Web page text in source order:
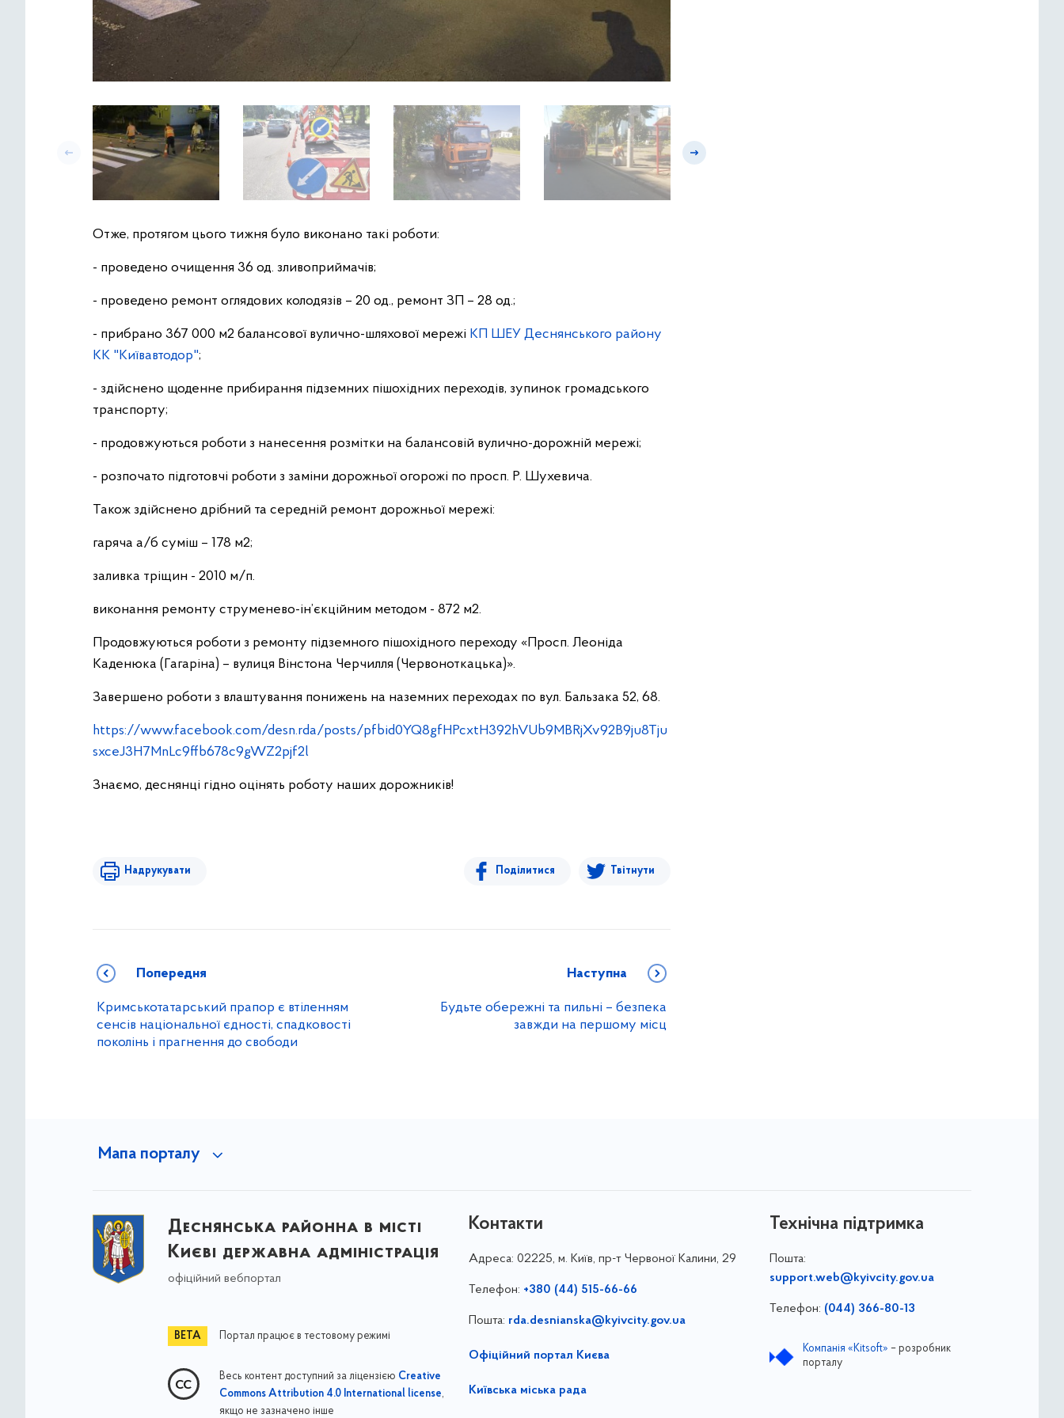
Отже, протягом цього тижня було виконано такі роботи:
- проведено очищення 36 од. зливоприймачів;
- проведено ремонт оглядових колодязів – 20 од., ремонт ЗП – 28 од.;
- прибрано 367 000 м2 балансової вулично-шляхової мережі КП ШЕУ Деснянського району
КК "Київавтодор";
- здійснено щоденне прибирання підземних пішохідних переходів, зупинок громадського
транспорту;
- продовжуються роботи з нанесення розмітки на балансовій вулично-дорожній мережі;
- розпочато підготовчі роботи з заміни дорожньої огорожі по просп. Р. Шухевича.
Також здійснено дрібний та середній ремонт дорожньої мережі:
гаряча а/б суміш – 178 м2;
заливка тріщин - 2010 м/п.
виконання ремонту струменево-ін’єкційним методом - 872 м2.
Продовжуються роботи з ремонту підземного пішохідного переходу «Просп. Леоніда
Каденюка (Гагаріна) – вулиця Вінстона Черчилля (Червоноткацька)».
Завершено роботи з влаштування понижень на наземних переходах по вул. Бальзака 52, 68.
https://www.facebook.com/desn.rda/posts/pfbid0YQ8gfHPcxtH392hVUb9MBRjXv92B9ju8Tju
sxceJ3H7MnLc9ffb678c9gWZ2pjf2l
Знаємо, деснянці гідно оцінять роботу наших дорожників!
Надрукувати Поділитися Твітнути
Попередня
Кримськотатарський прапор є втіленням
сенсів національної єдності, спадковості
поколінь і прагнення до свободи
Наступна
Будьте обережні та пильні – безпека
завжди на першому місц
Мапа порталу
Деснянська районна в місті
Києві державна адміністрація
офіційний вебпортал
Портал працює в тестовому режимі
Весь контент доступний за ліцензією Creative
Commons Attribution 4.0 International license,
якщо не зазначено інше
Контакти
Адреса: 02225, м. Київ, пр-т Червоної Калини, 29
Телефон: +380 (44) 515-66-66
Пошта: rda.desnianska@kyivcity.gov.ua
Офіційний портал Києва
Київська міська рада
Технічна підтримка
Пошта:
support.web@kyivcity.gov.ua
Телефон: (044) 366-80-13
Компанія «Kitsoft» – розробник
порталу